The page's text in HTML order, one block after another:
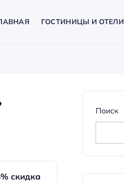
ГОСТИНИЦЫ И ОТЕЛИ
скидка
Поиск